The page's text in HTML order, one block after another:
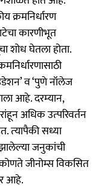
क्रमनिर्धारण
कारणीभूत
शोध घेतला होता.
व ‘पुणे नॉलेज
आहे. दरम्‍यान,
अधिक उत्‍परिवर्तन
सध्या
जनुकांची
जीनोम्स विकसित
आहे.